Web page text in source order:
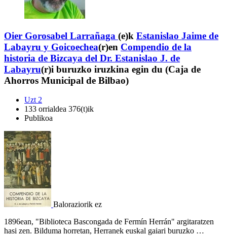
Oier Gorosabel Larrañaga (e)k Estanislao Jaime de
Labayru y Goicoechea(r)en Compendio de la
historia de Bizcaya del Dr. Estanislao J. de
Labayru(r)i buruzko iruzkina egin du (Caja de
Ahorros Municipal de Bilbao)
Uzt 2
133 orrialdea 376(t)ik
Publikoa
Baloraziorik ez
1896ean, "Biblioteca Bascongada de Fermín Herrán" argitaratzen
hasi zen. Bilduma horretan, Herranek euskal gaiari buruzko …